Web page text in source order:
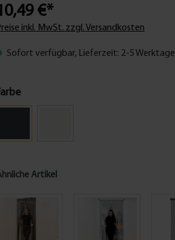
€*
inkl. MwSt. zzgl. Versandkosten
Sofort verfügbar, Lieferzeit: 2-5 Werktage
Artikel